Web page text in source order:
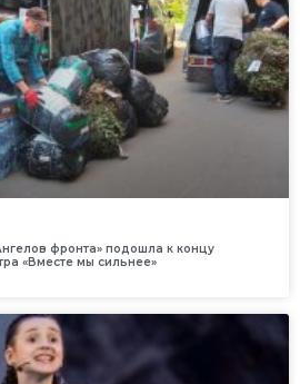
фронта» подошла к концу
«Вместе мы сильнее»